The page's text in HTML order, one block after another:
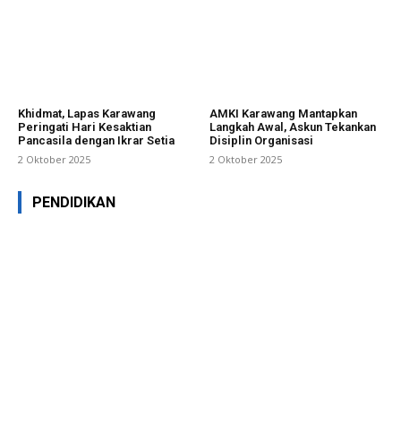
Khidmat, Lapas Karawang
Peringati Hari Kesaktian
Pancasila dengan Ikrar Setia
2 Oktober 2025
AMKI Karawang Mantapkan
Langkah Awal, Askun Tekankan
Disiplin Organisasi
2 Oktober 2025
PENDIDIKAN